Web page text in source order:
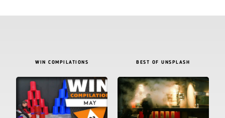
WIN COMPILATIONS BEST OF UNSPLASH